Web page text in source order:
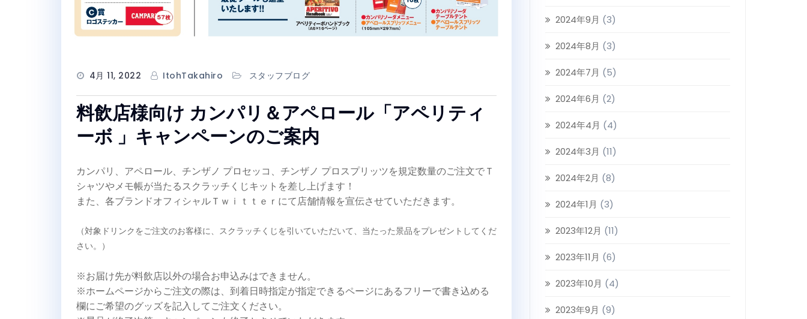
4月 11, 2022 ItohTakahiro スタッフブログ
料飲店様向け カンパリ＆アペロール「アペリティ
ーボ 」キャンペーンのご案内
カンパリ、アペロール、チンザノ プロセッコ、チンザノ プロスプリッツを規定数量のご注文でＴ
シャツやメモ帳が当たるスクラッチくじキットを差し上げます！
また、各ブランドオフィシャルＴｗｉｔｔｅｒにて店舗情報を宣伝させていただきます。
（対象ドリンクをご注文のお客様に、スクラッチくじを引いていただいて、当たった景品をプレゼントしてくだ
さい。）
※お届け先が料飲店以外の場合お申込みはできません。
※ホームページからご注文の際は、到着日時指定が指定できるページにあるフリーで書き込める
欄にご希望のグッズを記入してご注文ください。
2024年9月 (3)
2024年8月 (3)
2024年7月 (5)
2024年6月 (2)
2024年4月 (4)
2024年3月 (11)
2024年2月 (8)
2024年1月 (3)
2023年12月 (11)
2023年11月 (6)
2023年10月 (4)
2023年9月 (9)